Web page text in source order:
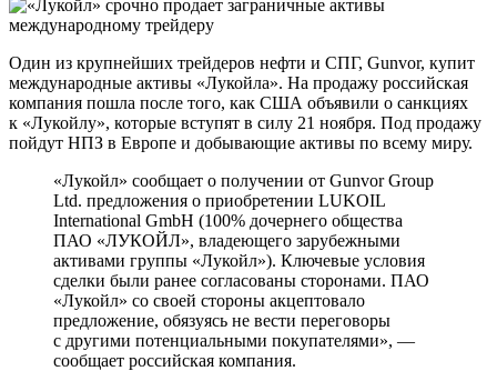
Один из крупнейших трейдеров нефти и СПГ, Gunvor, купит
международные активы «Лукойла». На продажу российская
компания пошла после того, как США объявили о санкциях
к «Лукойлу», которые вступят в силу 21 ноября. Под продажу
пойдут НПЗ в Европе и добывающие активы по всему миру.
«Лукойл» сообщает о получении от Gunvor Group
Ltd. предложения о приобретении LUKOIL
International GmbH (100% дочернего общества
ПАО «ЛУКОЙЛ», владеющего зарубежными
активами группы «Лукойл»). Ключевые условия
сделки были ранее согласованы сторонами. ПАО
«Лукойл» со своей стороны акцептовало
предложение, обязуясь не вести переговоры
с другими потенциальными покупателями», —
сообщает российская компания.